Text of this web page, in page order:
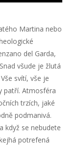
Martina nebo
del Garda,
všude je žlutá
svítí, vše je
patří. Atmosféra
trzích, jaké
podmanivá.
když se nebudete
potrefená